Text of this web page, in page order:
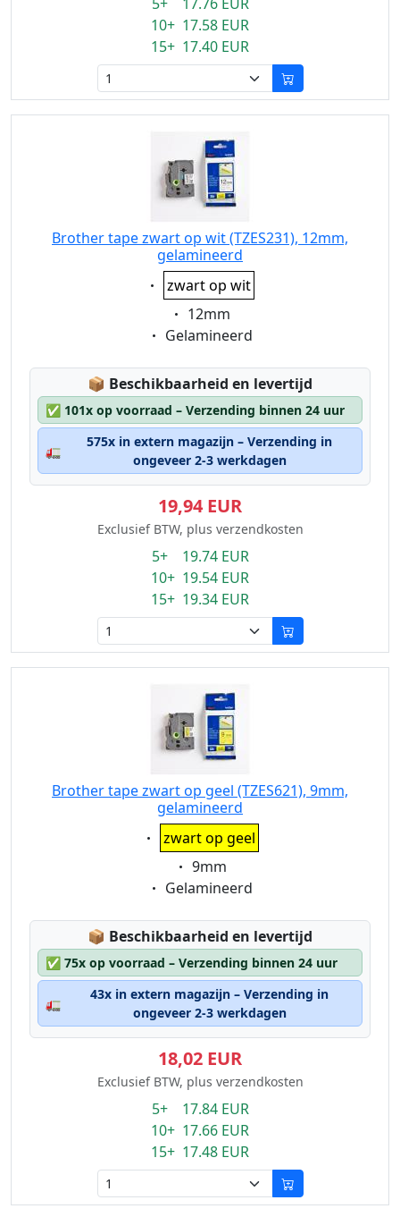
10+ 17.58 EUR
15+ 17.40 EUR
Brother tape zwart op wit (TZES231), 12mm,
gelamineerd
Eigenschaft:
zwart op wit
Eigenschaft:
12mm
Eigenschaft:
Gelamineerd
📦 Lagerstatus:
Beschikbaarheid en levertijd
✅ 101x op voorraad – Verzending binnen 24 uur
🚛
575x in extern magazijn – Verzending in
ongeveer 2-3 werkdagen
19,94 EUR
Exclusief BTW, plus verzendkosten
5+ 19.74 EUR
10+ 19.54 EUR
15+ 19.34 EUR
Brother tape zwart op geel (TZES621), 9mm,
gelamineerd
Eigenschaft:
zwart op geel
Eigenschaft:
9mm
Eigenschaft:
Gelamineerd
📦 Lagerstatus:
Beschikbaarheid en levertijd
✅ 75x op voorraad – Verzending binnen 24 uur
🚛
43x in extern magazijn – Verzending in
ongeveer 2-3 werkdagen
18,02 EUR
Exclusief BTW, plus verzendkosten
5+ 17.84 EUR
10+ 17.66 EUR
15+ 17.48 EUR